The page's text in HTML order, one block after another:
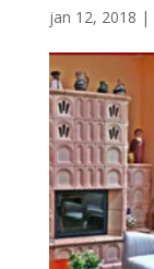
jan 12, 2018 |